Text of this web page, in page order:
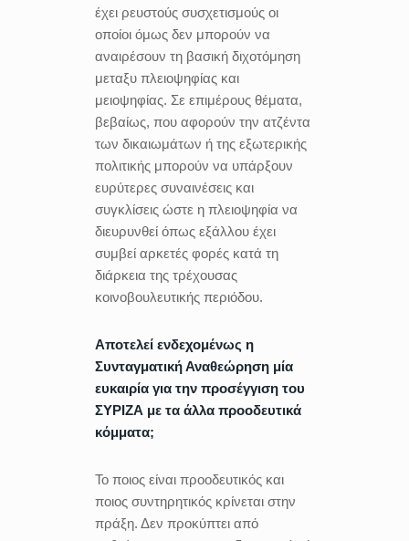
έχει ρευστούς συσχετισμούς οι
οποίοι όμως δεν μπορούν να
αναιρέσουν τη βασική διχοτόμηση
μεταξυ πλειοψηφίας και
μειοψηφίας. Σε επιμέρους θέματα,
βεβαίως, που αφορούν την ατζέντα
των δικαιωμάτων ή της εξωτερικής
πολιτικής μπορούν να υπάρξουν
ευρύτερες συναινέσεις και
συγκλίσεις ώστε η πλειοψηφία να
διευρυνθεί όπως εξάλλου έχει
συμβεί αρκετές φορές κατά τη
διάρκεια της τρέχουσας
κοινοβουλευτικής περιόδου.
Αποτελεί ενδεχομένως η
Συνταγματική Αναθεώρηση μία
ευκαιρία για την προσέγγιση του
ΣΥΡΙΖΑ με τα άλλα προοδευτικά
κόμματα;
Το ποιος είναι προοδευτικός και
ποιος συντηρητικός κρίνεται στην
πράξη. Δεν προκύπτει από